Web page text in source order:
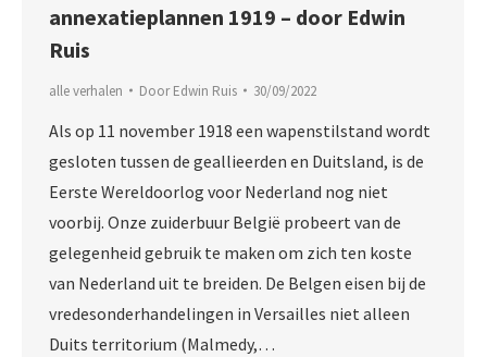
annexatieplannen 1919 – door Edwin
Ruis
alle verhalen DoorEdwin Ruis 30/09/2022
Als op 11 november 1918 een wapenstilstand wordt
gesloten tussen de geallieerden en Duitsland, is de
Eerste Wereldoorlog voor Nederland nog niet
voorbij. Onze zuiderbuur België probeert van de
gelegenheid gebruik te maken om zich ten koste
van Nederland uit te breiden. De Belgen eisen bij de
vredesonderhandelingen in Versailles niet alleen
Duits territorium (Malmedy,…